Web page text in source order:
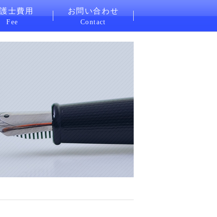
士費用
Fee
お問い合わせ
Contact